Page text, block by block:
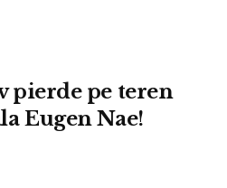
pierde pe teren
Eugen Nae!